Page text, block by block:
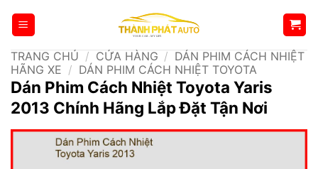
qua
dungTRANG CHỦ / CỬA HÀNG / DÁN PHIM CÁCH NHIỆT
HÃNG XE / DÁN PHIM CÁCH NHIỆT TOYOTA
Dán Phim Cách Nhiệt Toyota Yaris
2013 Chính Hãng Lắp Đặt Tận Nơi